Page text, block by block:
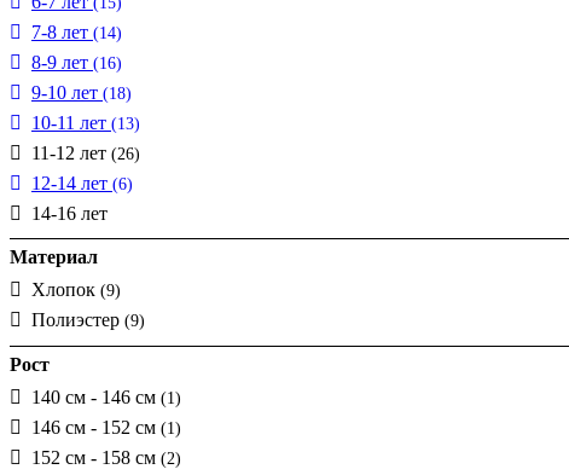
7-8 лет (14)
8-9 лет (16)
9-10 лет (18)
10-11 лет (13)
11-12 лет (26)
12-14 лет (6)
14-16 лет
Материал
Хлопок (9)
Полиэстер (9)
Рост
140 см - 146 см (1)
146 см - 152 см (1)
152 см - 158 см (2)